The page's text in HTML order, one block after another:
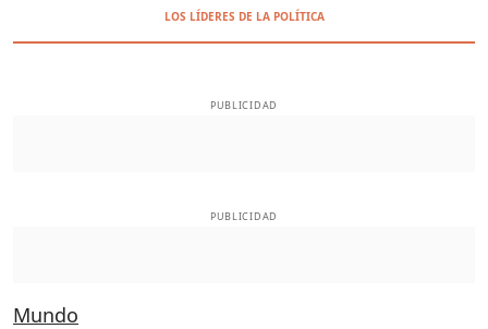
LOS LÍDERES DE LA POLÍTICA
PUBLICIDAD
PUBLICIDAD
Mundo